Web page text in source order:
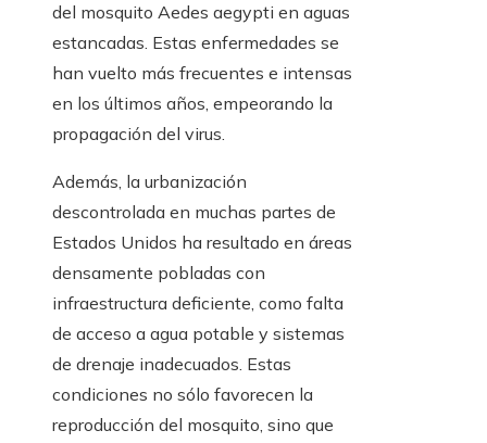
del mosquito Aedes aegypti en aguas
estancadas. Estas enfermedades se
han vuelto más frecuentes e intensas
en los últimos años, empeorando la
propagación del virus.
Además, la urbanización
descontrolada en muchas partes de
Estados Unidos ha resultado en áreas
densamente pobladas con
infraestructura deficiente, como falta
de acceso a agua potable y sistemas
de drenaje inadecuados. Estas
condiciones no sólo favorecen la
reproducción del mosquito, sino que